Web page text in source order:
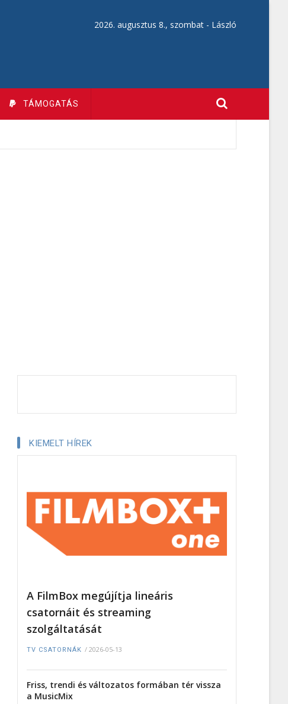
2026. augusztus 8., szombat - László
TÁMOGATÁS
KIEMELT HÍREK
A FilmBox megújítja lineáris
csatornáit és streaming
szolgáltatását
TV CSATORNÁK / 2026-05-13
Friss, trendi és változatos formában tér vissza
a MusicMix